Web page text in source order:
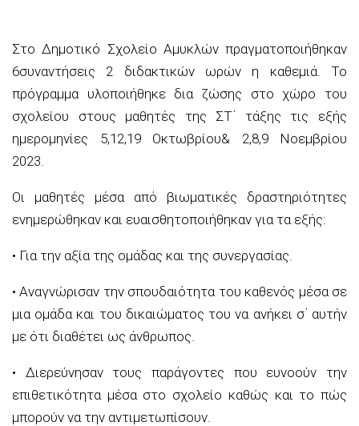
Στο Δημοτικό Σχολείο Αμυκλών πραγματοποιήθηκαν
6συναντήσεις 2
διδακτικών ωρών η καθεμιά. Το
πρόγραμμα υλοποιήθηκε δια ζώσης στο χώρο του
σχολείου στους μαθητές της ΣΤ΄ τάξης τις εξής
ημερομηνίες 5,12,19 Οκτωβρίου& 2,8,9 Νοεμβρίου
2023.
Οι μαθητές μέσα από βιωματικές δραστηριότητες
ενημερώθηκαν και ευαισθητοποιήθηκαν για τα εξής:
• Για την αξία της ομάδας και της συνεργασίας.
• Αναγνώρισαν την σπουδαιότητα του καθενός μέσα σε
μια ομάδα και του δικαιώματος του να ανήκει σ΄ αυτήν
με ότι διαθέτει ως άνθρωπος.
• Διερεύνησαν τους παράγοντες που ευνοούν την
επιθετικότητα μέσα στο σχολείο καθώς και το πώς
μπορούν να την αντιμετωπίσουν.